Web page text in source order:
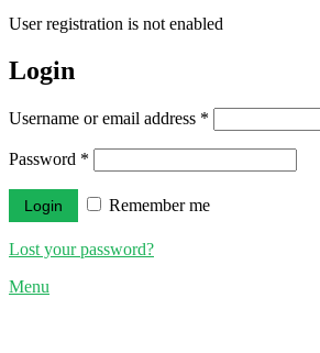
User registration is not enabled
Login
Username or email address *
Password *
Remember me
Lost your password?
Menu